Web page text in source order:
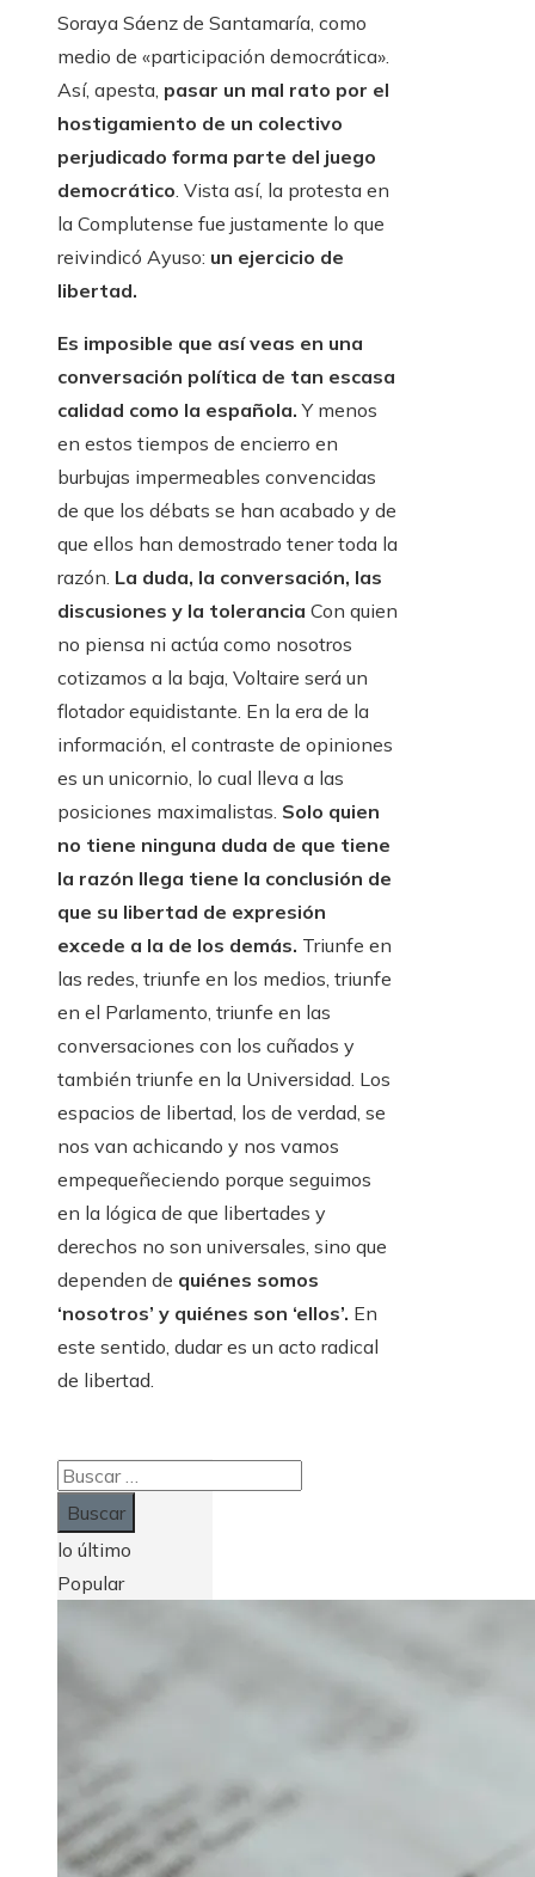
Soraya Sáenz de Santamaría, como
medio de «participación democrática».
Así, apesta, pasar un mal rato por el
hostigamiento de un colectivo
perjudicado forma parte del juego
democrático. Vista así, la protesta en
la Complutense fue justamente lo que
reivindicó Ayuso: un ejercicio de
libertad.
Es imposible que así veas en una
conversación política de tan escasa
calidad como la española. Y menos
en estos tiempos de encierro en
burbujas impermeables convencidas
de que los débats se han acabado y de
que ellos han demostrado tener toda la
razón. La duda, la conversación, las
discusiones y la tolerancia Con quien
no piensa ni actúa como nosotros
cotizamos a la baja, Voltaire será un
flotador equidistante. En la era de la
información, el contraste de opiniones
es un unicornio, lo cual lleva a las
posiciones maximalistas. Solo quien
no tiene ninguna duda de que tiene
la razón llega tiene la conclusión de
que su libertad de expresión
excede a la de los demás. Triunfe en
las redes, triunfe en los medios, triunfe
en el Parlamento, triunfe en las
conversaciones con los cuñados y
también triunfe en la Universidad. Los
espacios de libertad, los de verdad, se
nos van achicando y nos vamos
empequeñeciendo porque seguimos
en la lógica de que libertades y
derechos no son universales, sino que
dependen de quiénes somos
‘nosotros’ y quiénes son ‘ellos’. En
este sentido, dudar es un acto radical
de libertad.
Buscar:
lo último
Popular